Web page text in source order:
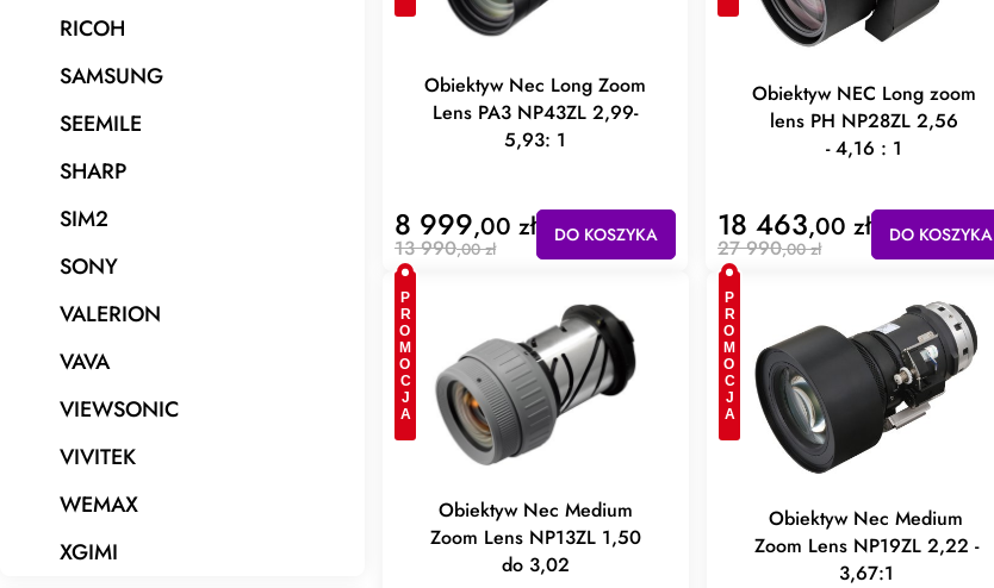
Obiektyw Nec Long Zoom
Lens PA3 NP43ZL 2,99-
5,93: 1
8 999,00 zł
13 990,00 zł
DO KOSZYKA
Obiektyw NEC Long zoom
lens PH NP28ZL 2,56
- 4,16 : 1
18 463,00 zł
27 990,00 zł
DO KOSZYKA
PROMOCJA
Obiektyw Nec Medium
Zoom Lens NP13ZL 1,50
do 3,02
PROMOCJA
Obiektyw Nec Medium
Zoom Lens NP19ZL 2,22 -
3,67:1
RICOH
SAMSUNG
SEEMILE
SHARP
SIM2
SONY
VALERION
VAVA
VIEWSONIC
VIVITEK
WEMAX
XGIMI